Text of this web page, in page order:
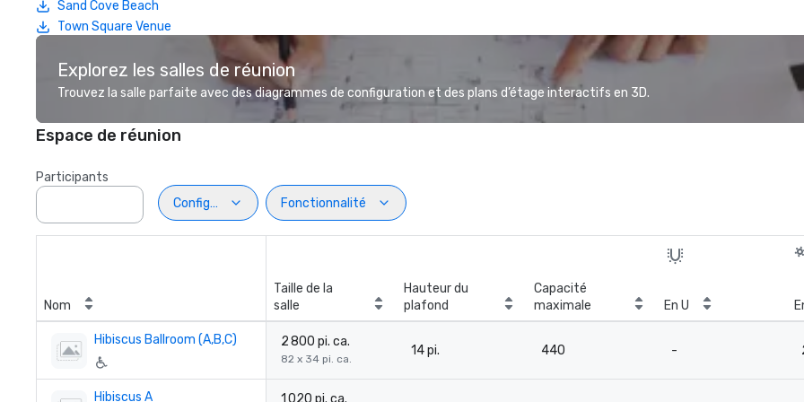
Sand Cove Beach
Town Square Venue
Explorez les salles de réunion
Trouvez la salle parfaite avec des diagrammes de configuration et des plans d’étage interactifs en 3D.
Espace de réunion
Participants
Configuration
Fonctionnalité
Nom
Taille de la
salle
Hauteur du
plafond
Capacité
maximale
En U
Hibiscus Ballroom (A,B,C) 2 800 pi. ca.
82 x 34 pi. ca.
14 pi. 440 -
Hibiscus A 1 020 pi. ca.